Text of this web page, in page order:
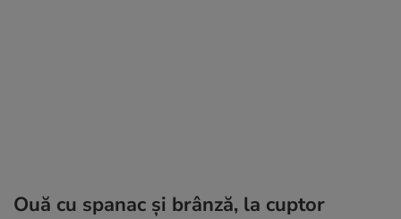
Ouă cu spanac și brânză, la cuptor